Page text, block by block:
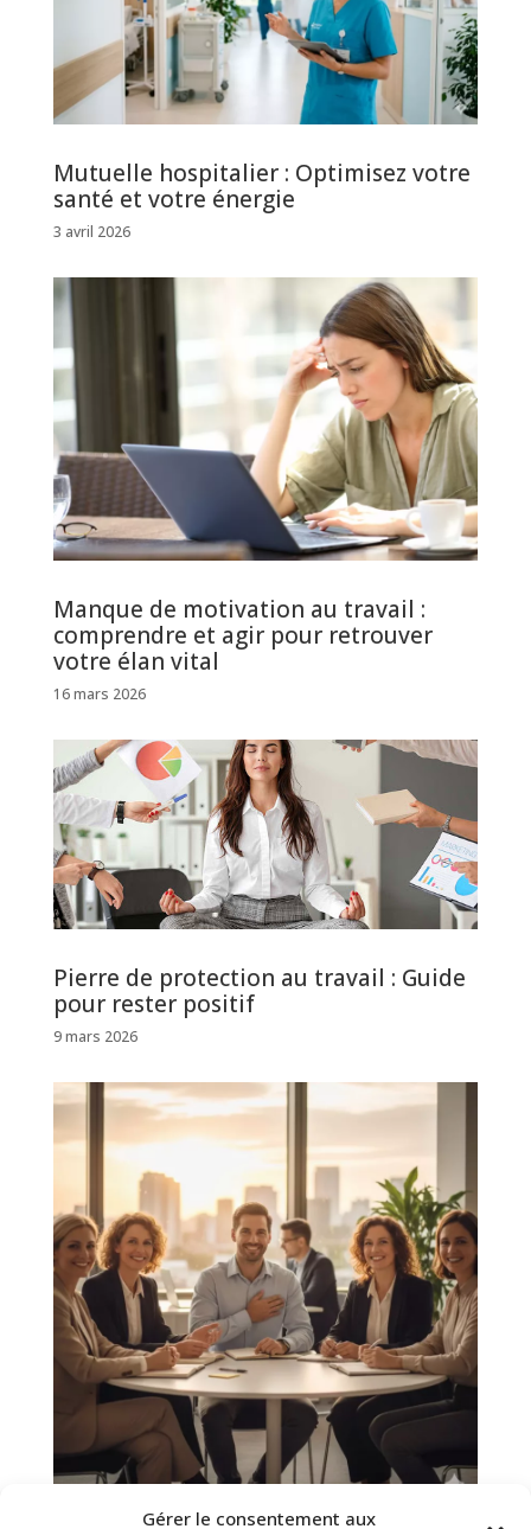
Gérer le consentement aux
Mutuelle hospitalier : Optimisez votre
santé et votre énergie
3 avril 2026
Manque de motivation au travail :
comprendre et agir pour retrouver
votre élan vital
16 mars 2026
Pierre de protection au travail : Guide
pour rester positif
9 mars 2026